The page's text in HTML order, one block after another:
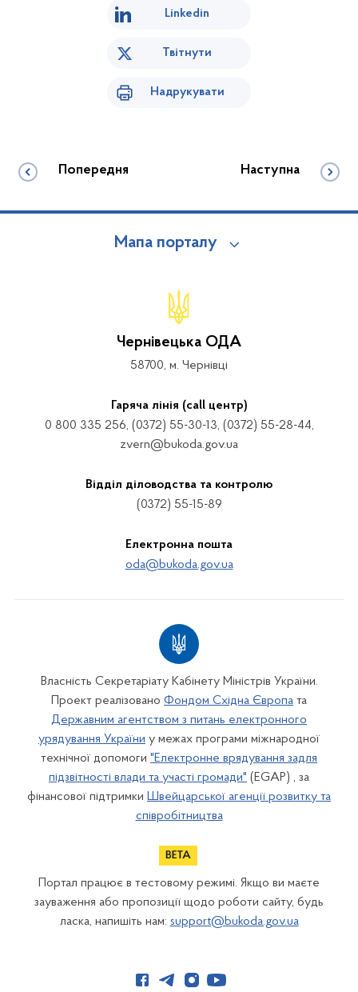
Linkedin
Твітнути
Надрукувати
Попередня Наступна
Мапа порталу
Чернівецька ОДА
58700, м. Чернівці
Гаряча лінія (call центр)
0 800 335 256, (0372) 55-30-13, (0372) 55-28-44,
zvern@bukoda.gov.ua
Відділ діловодства та контролю
(0372) 55-15-89
Електронна пошта
oda@bukoda.gov.ua
Власність Секретаріату Кабінету Міністрів України.
Проект реалізовано Фондом Східна Європа та
Державним агентством з питань електронного
урядування України у межах програми міжнародної
технічної допомоги "Електронне врядування задля
підзвітності влади та участі громади" (EGAP) , за
фінансової підтримки Швейцарської агенції розвитку та
співробітництва
Портал працює в тестовому режимі. Якщо ви маєте
зауваження або пропозиції щодо роботи сайту, будь
ласка, напишіть нам: support@bukoda.gov.ua